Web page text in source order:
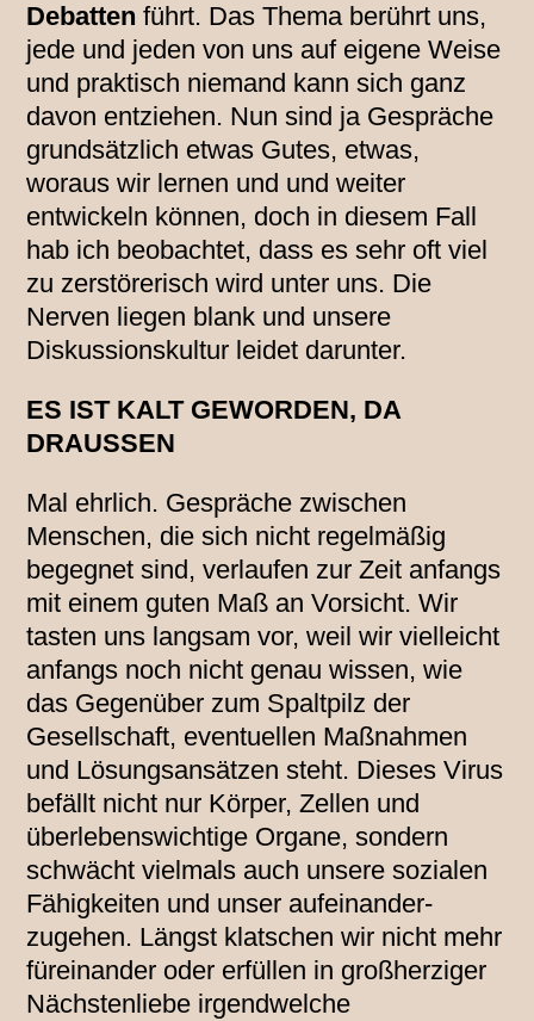
Debatten führt. Das Thema berührt uns,
jede und jeden von uns auf eigene Weise
und praktisch niemand kann sich ganz
davon entziehen. Nun sind ja Gespräche
grundsätzlich etwas Gutes, etwas,
woraus wir lernen und und weiter
entwickeln können, doch in diesem Fall
hab ich beobachtet, dass es sehr oft viel
zu zerstörerisch wird unter uns. Die
Nerven liegen blank und unsere
Diskussionskultur leidet darunter.
ES IST KALT GEWORDEN, DA
DRAUSSEN
Mal ehrlich. Gespräche zwischen
Menschen, die sich nicht regelmäßig
begegnet sind, verlaufen zur Zeit anfangs
mit einem guten Maß an Vorsicht. Wir
tasten uns langsam vor, weil wir vielleicht
anfangs noch nicht genau wissen, wie
das Gegenüber zum Spaltpilz der
Gesellschaft, eventuellen Maßnahmen
und Lösungsansätzen steht. Dieses Virus
befällt nicht nur Körper, Zellen und
überlebenswichtige Organe, sondern
schwächt vielmals auch unsere sozialen
Fähigkeiten und unser aufeinander-
zugehen. Längst klatschen wir nicht mehr
füreinander oder erfüllen in großherziger
Nächstenliebe irgendwelche